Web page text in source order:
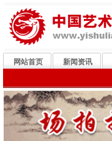
网站首页 新闻资讯